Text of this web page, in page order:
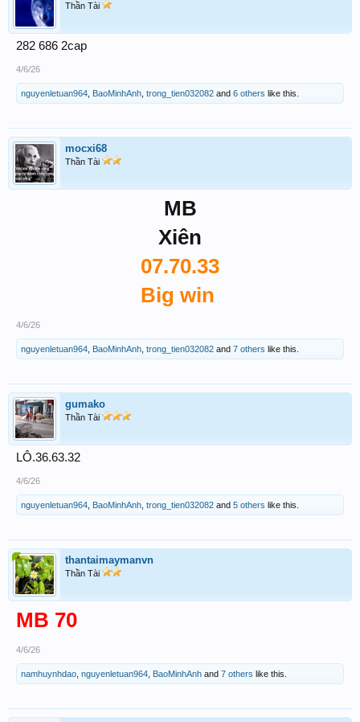
Thần Tài
282 686 2cap
4/6/26
nguyenletuan964 BaoMinhAnh trong_tien032082 and 6 others like this.
mocxi68
Thần Tài
MB
Xiên
07.70.33
Big win
4/6/26
nguyenletuan964 BaoMinhAnh trong_tien032082 and 7 others like this.
gumako
Thần Tài
LÔ.36.63.32
4/6/26
nguyenletuan964 BaoMinhAnh trong_tien032082 and 5 others like this.
thantaimaymanvn
Thần Tài
MB 70
4/6/26
namhuynhdao nguyenletuan964 BaoMinhAnh and 7 others like this.